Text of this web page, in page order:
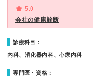
5.0
会社の健康診断
診療科目：
内科、消化器内科、心療内科
専門医・資格：